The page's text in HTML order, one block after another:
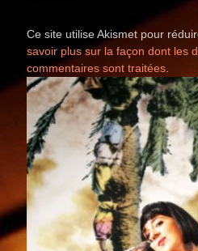
Ce site utilise Akismet pour
savoir plus sur la façon dont les
commentaires sont traitées